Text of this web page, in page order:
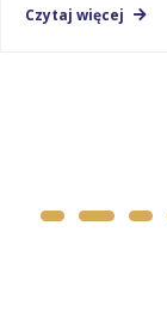
Czytaj więcej